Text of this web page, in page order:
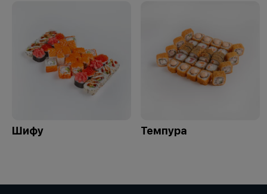
Шифу Темпура